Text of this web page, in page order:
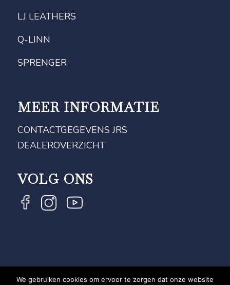
LJ LEATHERS
Q-LINN
SPRENGER
MEER INFORMATIE
CONTACTGEGEVENS JRS
DEALEROVERZICHT
VOLG ONS
We gebruiken cookies om ervoor te zorgen dat onze website